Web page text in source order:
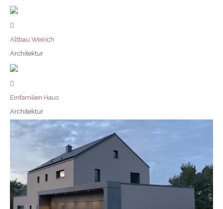
Altbau Weirich
Architektur
Einfamlien Haus
Architektur